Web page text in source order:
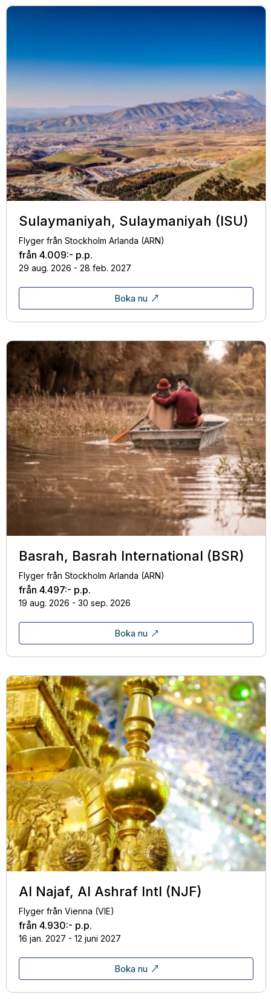
Sulaymaniyah, Sulaymaniyah (ISU)
Flyger från Stockholm Arlanda (ARN)
från 4.009:- p.p.
29 aug. 2026 - 28 feb. 2027
Boka nu
Basrah, Basrah International (BSR)
Flyger från Stockholm Arlanda (ARN)
från 4.497:- p.p.
19 aug. 2026 - 30 sep. 2026
Boka nu
Al Najaf, Al Ashraf Intl (NJF)
Flyger från Vienna (VIE)
från 4.930:- p.p.
16 jan. 2027 - 12 juni 2027
Boka nu